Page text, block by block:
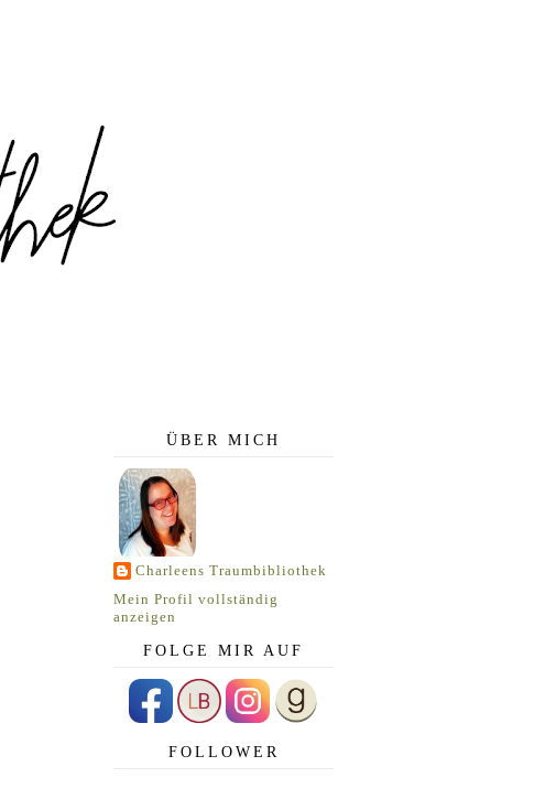
ÜBER MICH
Charleens Traumbibliothek
Mein Profil vollständig
anzeigen
FOLGE MIR AUF
FOLLOWER